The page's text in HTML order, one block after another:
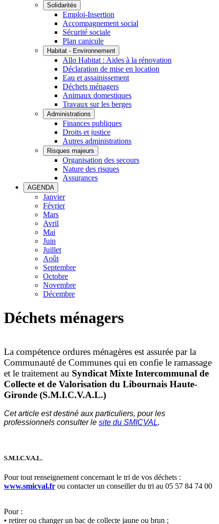
Solidarités
Emploi-Insertion
Accompagnement social
Sécurité sociale
Plan canicule
Habitat - Environnement
Allo Habitat : Aides à la rénovation
Déclaration de mise en location
Eau et assainissement
Déchets ménagers
Animaux domestiques
Travaux sur les berges
Administrations
Finances publiques
Droits et justice
Autres administrations
Risques majeurs
Organisation des secours
Nature des risques
Assurances
AGENDA
Janvier
Février
Mars
Avril
Mai
Juin
Juillet
Août
Septembre
Octobre
Novembre
Décembre
Déchets ménagers
La compétence ordures ménagères est assurée par la
Communauté de Communes qui en confie le ramassage
et le traitement au Syndicat Mixte Intercommunal de
Collecte et de Valorisation du Libournais Haute-
Gironde (S.M.I.C.V.A.L.)
Cet article est destiné aux particuliers, pourles
professionnels consulter le site du SMICVAL.
S.M.I.C.V.A.L.
Pour tout renseignement concernant le tri de vos déchets :
www.smicval.fr ou contacter un conseiller du tri au 05 57 84 74 00
Pour :
• retirer ou changer un bac de collecte jaune ou brun ;